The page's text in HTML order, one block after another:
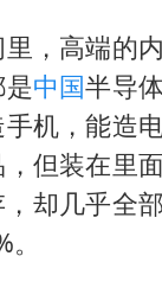
，高端的
中国半导
机，能造
但装在里
却几乎全部